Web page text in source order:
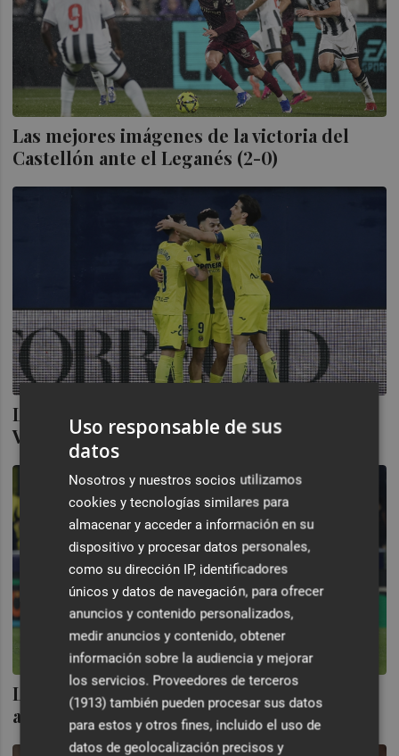
Las mejores imágenes de la victoria del
Castellón ante el Leganés (2-0)
Las mejores imágenes de la victoria del
Villarreal ante el Alavés (3-1)
Las imágenes de la derrota del Villarreal
ante el Copenhague (2-3)
Uso responsable de sus
datos
Nosotros y nuestros socios utilizamos
cookies y tecnologías similares para
almacenar y acceder a información en su
dispositivo y procesar datos personales,
como su dirección IP, identificadores
únicos y datos de navegación, para ofrecer
anuncios y contenido personalizados,
medir anuncios y contenido, obtener
información sobre la audiencia y mejorar
los servicios. Proveedores de terceros
(1913) también pueden procesar sus datos
para estos y otros fines, incluido el uso de
datos de geolocalización precisos y